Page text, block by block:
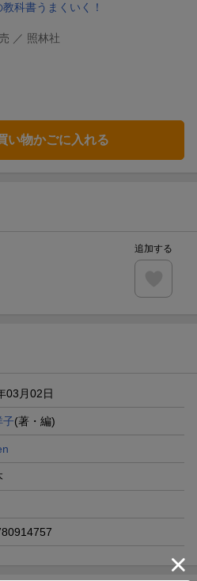
教科書うまくいく！
／ 照林社
い物かごに入れる
追加する
03月02日
子(著・編)